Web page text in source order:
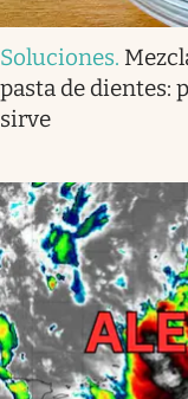
Soluciones.
pasta de dientes:
sirve